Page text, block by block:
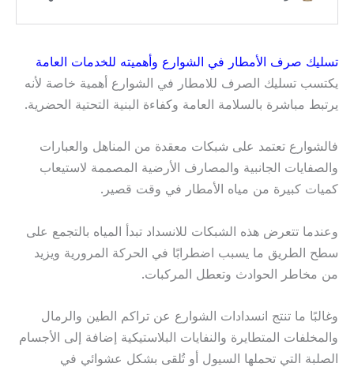
تسليك صرف الأمطار في الشوارع وأهميته للخدمات العامة
يكتسب تسليك الصرف للامطار في الشوارع أهمية خاصة لأنه
يرتبط مباشرة بالسلامة العامة وكفاءة البنية التحتية الحضرية.
فالشوارع تعتمد على شبكات معقدة من المناهل والعبارات
والصفايات الجانبية والمصارف الأرضية المصممة لاستيعاب
كميات كبيرة من مياه الأمطار في وقت قصير.
وعندما تتعرض هذه الشبكات للانسداد تبدأ المياه بالتجمع على
سطح الطريق ما يسبب اضطرابًا في الحركة المرورية ويزيد
من مخاطر الحوادث وتعطل المركبات.
وغالبًا ما تنتج انسدادات الشوارع عن تراكم الطين والرمال
والمخلفات المتطايرة والنفايات البلاستيكية إضافة إلى الأجسام
الصلبة التي تحملها السيول أو تُلقى بشكل عشوائي في